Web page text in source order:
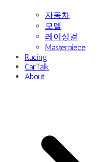
자동차
모델
레이싱걸
Masterpiece
Racing
CarTalk
About